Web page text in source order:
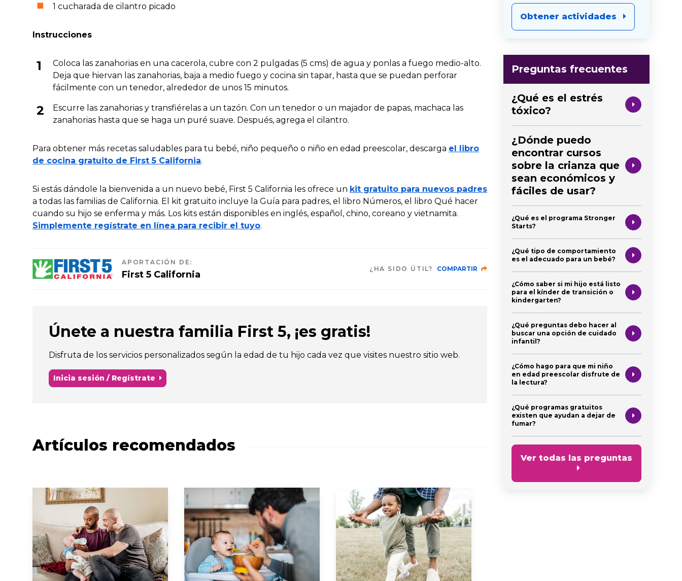
1 cucharada de cilantro picado
Instrucciones
Coloca las zanahorias en una cacerola, cubre con 2 pulgadas (5 cms) de agua y ponlas a fuego medio-alto.
Deja que hiervan las zanahorias, baja a medio fuego y cocina sin tapar, hasta que se puedan perforar
fácilmente con un tenedor, alrededor de unos 15 minutos.
Escurre las zanahorias y transfiérelas a un tazón. Con un tenedor o un majador de papas, machaca las
zanahorias hasta que se haga un puré suave. Después, agrega el cilantro.
Para obtener más recetas saludables para tu bebé, niño pequeño o niño en edad preescolar, descarga el libro
de cocina gratuito de First 5 California.
Si estás dándole la bienvenida a un nuevo bebé, First 5 California les ofrece un kit gratuito para nuevos padres
a todas las familias de California. El kit gratuito incluye la Guía para padres, el libro Números, el libro Qué hacer
cuando su hijo se enferma y más. Los kits están disponibles en inglés, español, chino, coreano y vietnamita.
Simplemente regístrate en línea para recibir el tuyo.
APORTACIÓN DE :
First 5 California
¿HA SIDO ÚTIL? COMPARTIR
Únete a nuestra familia First 5, ¡es gratis!
Disfruta de los servicios personalizados según la edad de tu hijo cada vez que visites nuestro sitio web.
Inicia sesión / Regístrate
Artículos recomendados
Obtener actividades
Preguntas frecuentes
¿Qué es el estrés
tóxico?
¿Dónde puedo
encontrar cursos
sobre la crianza que
sean económicos y
fáciles de usar?
¿Qué es el programa Stronger
Starts?
¿Qué tipo de comportamiento
es el adecuado para un bebé?
¿Cómo saber si mi hijo está listo
para el kínder de transición o
kindergarten?
¿Qué preguntas debo hacer al
buscar una opción de cuidado
infantil?
¿Cómo hago para que mi niño
en edad preescolar disfrute de
la lectura?
¿Qué programas gratuitos
existen que ayudan a dejar de
fumar?
Ver todas las preguntas